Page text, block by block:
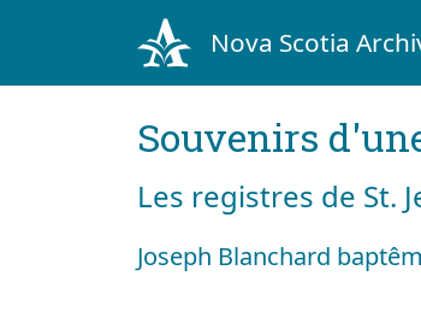
Nova Scotia
Souvenirs
Les registres de St.
Joseph Blanchard